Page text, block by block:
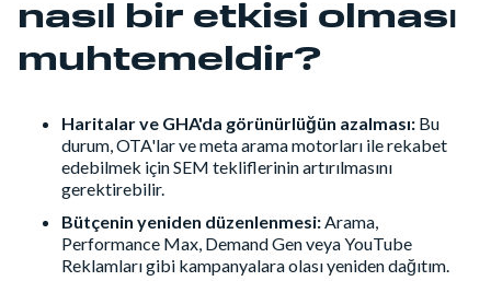
nasıl bir etkisi olması
muhtemeldir?
Haritalar ve GHA'da görünürlüğün azalması: Bu
durum, OTA'lar ve meta arama motorları ile rekabet
edebilmek için SEM tekliflerinin artırılmasını
gerektirebilir.
Bütçenin yeniden düzenlenmesi:Arama,
Performance Max, Demand Gen veya YouTube
Reklamları gibi kampanyalara olası yeniden dağıtım.